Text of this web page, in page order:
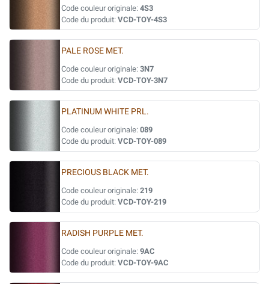
Code couleur originale: 4S3
Code du produit: VCD-TOY-4S3
PALE ROSE MET.
Code couleur originale: 3N7
Code du produit: VCD-TOY-3N7
PLATINUM WHITE PRL.
Code couleur originale: 089
Code du produit: VCD-TOY-089
PRECIOUS BLACK MET.
Code couleur originale: 219
Code du produit: VCD-TOY-219
RADISH PURPLE MET.
Code couleur originale: 9AC
Code du produit: VCD-TOY-9AC